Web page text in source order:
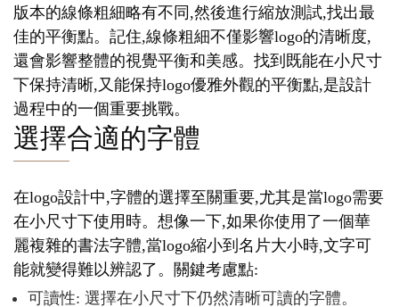
版本的線條粗細略有不同,然後進行縮放測試,找出最
佳的平衡點。記住,線條粗細不僅影響logo的清晰度,
還會影響整體的視覺平衡和美感。找到既能在小尺寸
下保持清晰,又能保持logo優雅外觀的平衡點,是設計
過程中的一個重要挑戰。
選擇合適的字體
在logo設計中,字體的選擇至關重要,尤其是當logo需要
在小尺寸下使用時。想像一下,如果你使用了一個華
麗複雜的書法字體,當logo縮小到名片大小時,文字可
能就變得難以辨認了。關鍵考慮點:
可讀性: 選擇在小尺寸下仍然清晰可讀的字體。